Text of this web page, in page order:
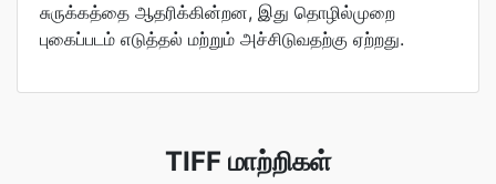
சுருக்கத்தை ஆதரிக்கின்றன, இது தொழில்முறை
புகைப்படம் எடுத்தல் மற்றும் அச்சிடுவதற்கு ஏற்றது.
TIFF மாற்றிகள்